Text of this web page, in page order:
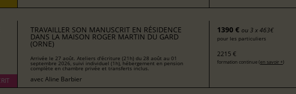
TRAVAILLER SON MANUSCRIT EN RÉSIDENCE
DANS LA MAISON ROGER MARTIN DU GARD
(ORNE)
Arrivée le 27 août. Ateliers d'écriture (21h) du 28 août au 01
septembre 2026, suivi individuel (1h), hébergement en pension
complète en chambre privée et transferts inclus.
avec Aline Barbier
1390 € ou 3 x 463€
pour les particuliers
2215 €
formation continue (en savoir +)